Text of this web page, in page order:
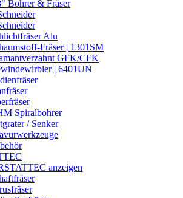
Bohrer & Fräser
Alu
Fräser | 1301SM
GFK/CFK
| 6401UN
Spiralbohrer
/ Senker
anzeigen